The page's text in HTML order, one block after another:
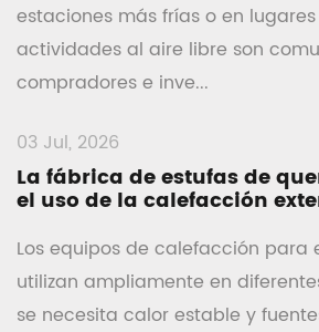
estaciones más frías o en
actividades al aire libre son
compradores e inve...
03 Jul, 2026
La fábrica de estufas de
el uso de la calefacción
Los equipos de calefacción para
utilizan ampliamente en
se necesita calor estable y